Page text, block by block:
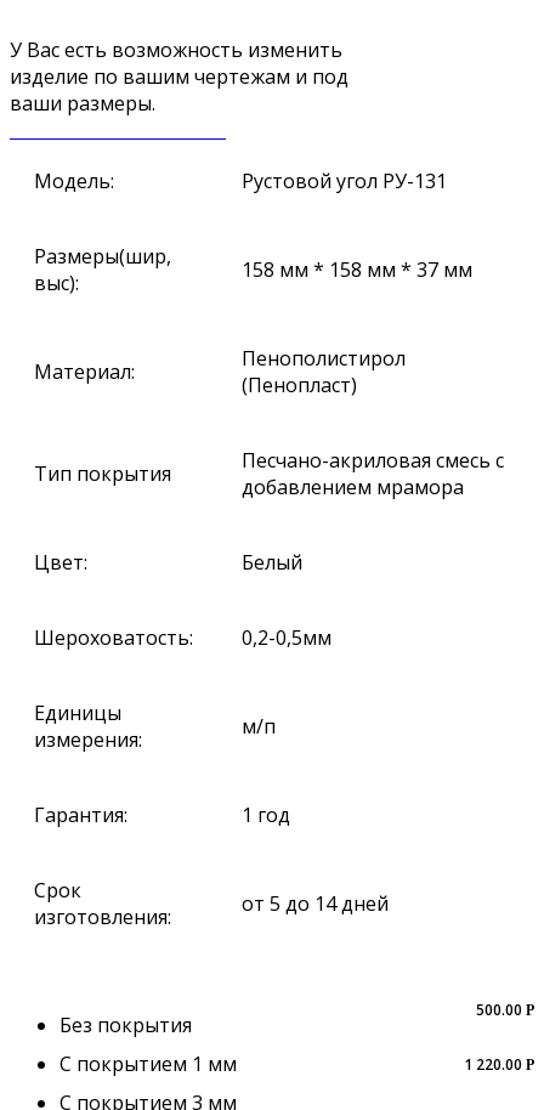
У Вас есть возможность изменить
изделие по вашим чертежам и под
ваши размеры.
Модель: Рустовой угол РУ-131
Размеры(шир,
выс):
158 мм * 158 мм * 37 мм
Материал:
Пенополистирол
(Пенопласт)
Тип покрытия
Песчано-акриловая смесь с
добавлением мрамора
Цвет: Белый
Шероховатость: 0,2-0,5мм
Единицы
измерения:
м/п
Гарантия: 1 год
Срок
изготовления:
от 5 до 14 дней
Без покрытия
С покрытием 1 мм
С покрытием 3 мм
500.00 Р
1 220.00 Р